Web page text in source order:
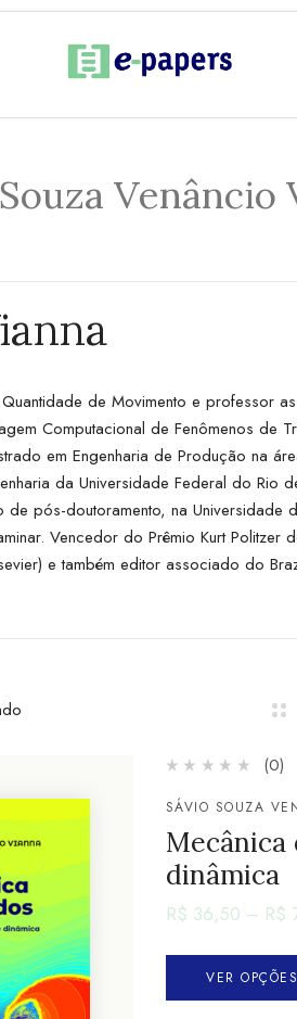
Venâncio
de Movimento e professor
Computacional de Fenômenos de
em Engenharia de Produção na
da Universidade Federal do Rio
pós-doutoramento, na
Vencedor do Prêmio Kurt
e também editor associado do
(0)
SÁVIO SOUZA
Mecânica
dinâmica
R$ 36,50 – R$
VER OPÇÕES